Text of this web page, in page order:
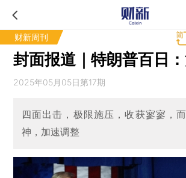
财新周刊
封面报道｜特朗普百日
2025年05月05日第17期
四面出击，极限施压，收获寥寥，
神，加速调整